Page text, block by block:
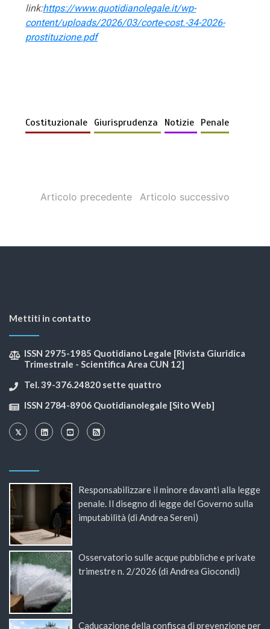
link:https://www.quotidianolegale.it/wp-
content/uploads/2026/03/corte-cost.-34-2026-
prostituzione.pdf
Costituzionale Giurisprudenza Notizie Penale
Articolo precedente Articolo successivo
Mettiti in contatto
ISSN 2975-1985 Quotidiano Legale [Rivista Giuridica
Trimestrale - Scientifica Area CUN 12]
Tel. 39-376.24820 sette quattro
ISSN 2784-8906 Quotidianolegale [Sito Web]
Responsabilizzare il minore davanti alla legge
penale. Il disegno di legge del Governo sulla
imputabilità (di Andrea Sereni)
Osservatorio sulle acque pubbliche e private
trimestre n. 2/2026 (di Andrea Giocondi)
Caducazione della confisca di prevenzione per